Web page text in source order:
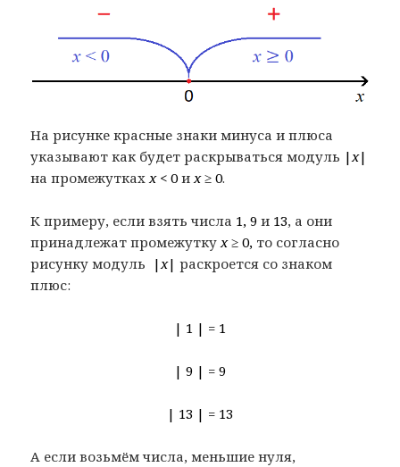
На рисунке красные знаки минуса и плюса
указывают как будет раскрываться модуль |x|
на промежуткахx < 0 иx≥ 0.
К примеру, если взять числа 1, 9 и 13, а они
принадлежат промежуткуx≥ 0, то согласно
рисунку модуль |x| раскроется со знаком
плюс:
| 1 | = 1
| 9 | = 9
| 13 | = 13
А если возьмём числа, меньшие нуля,